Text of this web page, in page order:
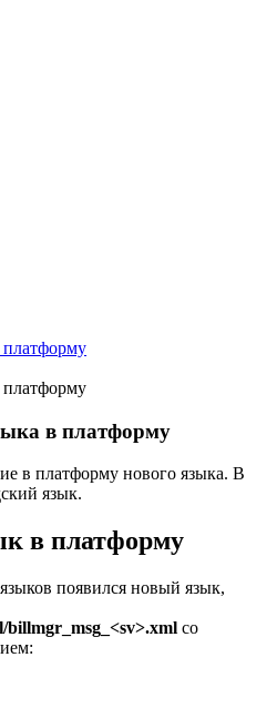
платформу
платформу
в платформу
в платформу нового языка. В
язык.
в платформу
появился новый язык,
billmgr_msg_<sv>.xml со